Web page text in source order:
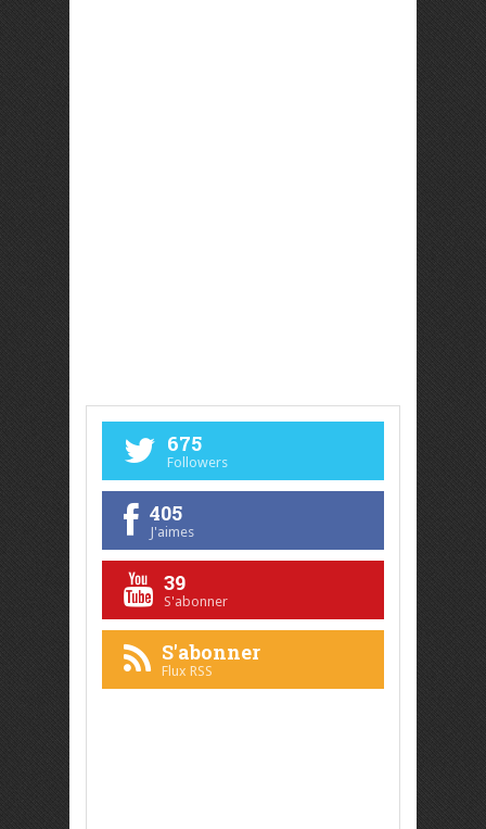
675
Followers
405
J'aimes
39
S'abonner
S'abonner
Flux RSS